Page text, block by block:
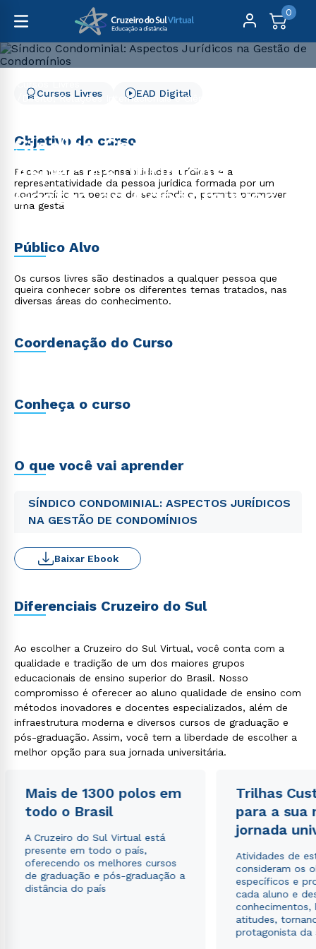
0
Direito, Relações Internacionais e Ciência Política
Síndico Condominial:
Aspectos Jurídicos na
Gestão de Condomínios
Cursos Livres EAD Digital
Objetivo do curso
Reconhecer as responsabilidades jurídicas e a
representatividade da pessoa jurídica formada por um
condomínio na pessoa de seu síndico, permite promover
uma gestã
Público Alvo
Os cursos livres são destinados a qualquer pessoa que
queira conhecer sobre os diferentes temas tratados, nas
diversas áreas do conhecimento.
Coordenação do Curso
Conheça o curso
O que você vai aprender
SÍNDICO CONDOMINIAL: ASPECTOS JURÍDICOS
NA GESTÃO DE CONDOMÍNIOS
Baixar Ebook
Diferenciais Cruzeiro do Sul
Ao escolher a Cruzeiro do Sul Virtual, você conta com a
qualidade e tradição de um dos maiores grupos
educacionais de ensino superior do Brasil. Nosso
compromisso é oferecer ao aluno qualidade de ensino com
métodos inovadores e docentes especializados, além de
infraestrutura moderna e diversos cursos de graduação e
pós-graduação. Assim, você tem a liberdade de escolher a
melhor opção para sua jornada universitária.
Mais de 1300 polos em
todo o Brasil
A Cruzeiro do Sul Virtual está
presente em todo o país,
oferecendo os melhores cursos
de graduação e pós-graduação a
distância do país
Trilhas
para a sua
jornada
Atividades de
consideram os
específicos e
cada aluno e
conhecimentos,
atitudes,
protagonista da